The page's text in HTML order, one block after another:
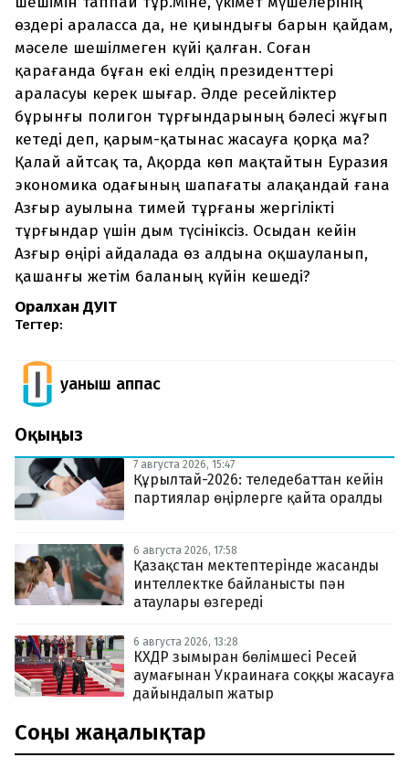
өздері араласса да, не қиындығы барын қайдам,
мәселе шешілмеген күйі қалған. Соған
қарағанда бұған екі елдің президенттері
араласуы керек шығар. Әлде ресейліктер
бұрынғы полигон тұрғындарының бәлесі жұғып
кетеді деп, қарым-қатынас жасауға қорқа ма?
Қалай айтсақ та, Ақорда көп мақтайтын Еуразия
экономика одағының шапағаты алақандай ғана
Азғыр ауылына тимей тұрғаны жергілікті
тұрғындар үшін дым түсініксіз. Осыдан кейін
Азғыр өңірі айдалада өз алдына оқшауланып,
қашанғы жетім баланың күйін кешеді?
Оралхан ДӘУІТ
Тегтер:
Қуаныш Қаппас
Оқыңыз
7 августа 2026, 15:47
Құрылтай-2026: теледебаттан кейін
партиялар өңірлерге қайта оралды
6 августа 2026, 17:58
Қазақстан мектептерінде жасанды
интеллектке байланысты пән
атаулары өзгереді
6 августа 2026, 13:28
КХДР зымыран бөлімшесі Ресей
аумағынан Украинаға соққы жасауға
дайындалып жатыр
Соңғы жаңалықтар